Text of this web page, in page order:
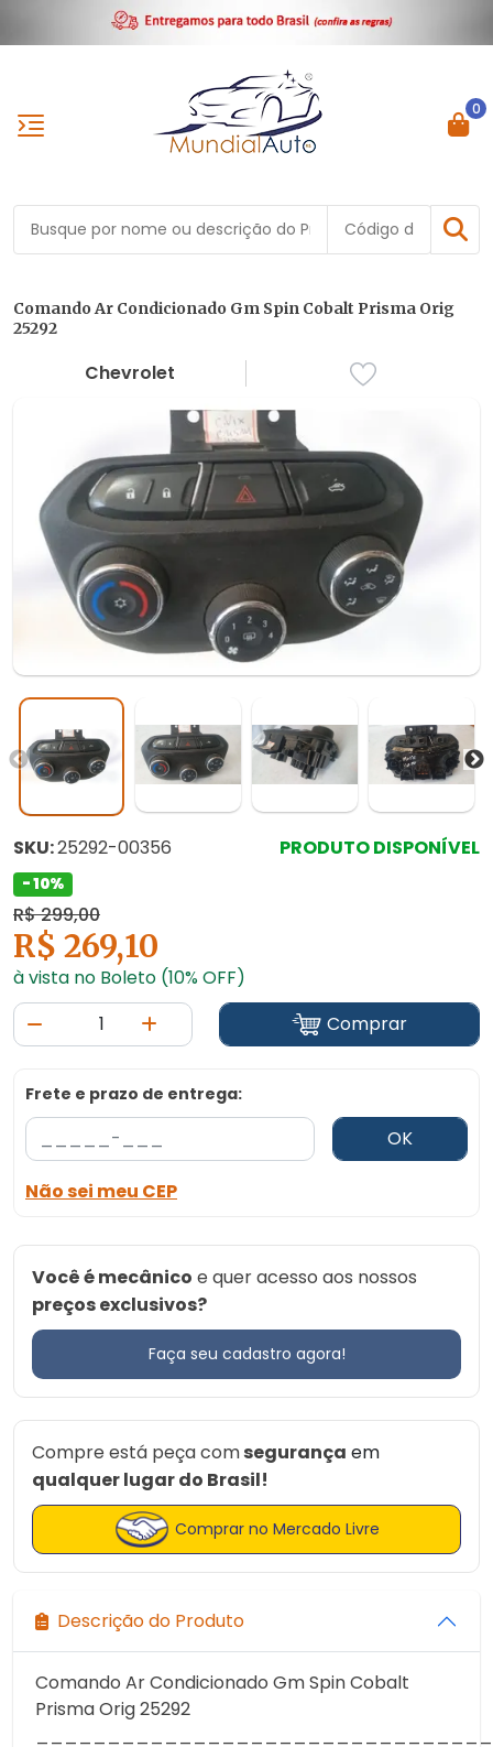
0
Comando Ar Condicionado Gm Spin Cobalt Prisma Orig
25292
Chevrolet
SKU:25292-00356 PRODUTO DISPONÍVEL
- 10%
R$ 299,00
R$ 269,10
à vista no Boleto (10% OFF)
Comprar
Frete e prazo de entrega:
OK
Não sei meu CEP
Você é mecânico e quer acesso aos nossos
preços exclusivos?
Faça seu cadastro agora!
Compre está peça comsegurança em
qualquer lugar do Brasil!
Comprar no Mercado Livre
Descrição do Produto
Comando Ar Condicionado Gm Spin Cobalt
Prisma Orig 25292